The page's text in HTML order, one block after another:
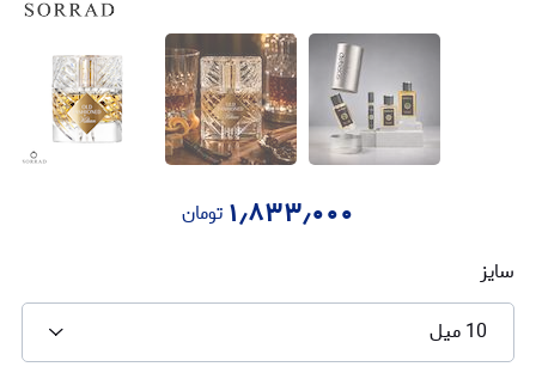
۱٫۸۳۳٫۰۰۰ تومان
سایز
10 میل